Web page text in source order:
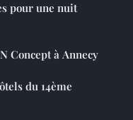
pour une nuit
Concept à Annecy
du 14ème